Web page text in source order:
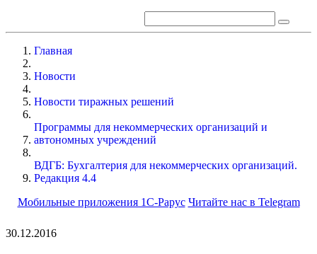
Главная
Новости
Новости тиражных решений
Программы для некоммерческих организаций и
автономных учреждений
ВДГБ: Бухгалтерия для некоммерческих организаций.
Редакция 4.4
Мобильные приложения 1С-Рарус Читайте нас в Telegram
30.12.2016